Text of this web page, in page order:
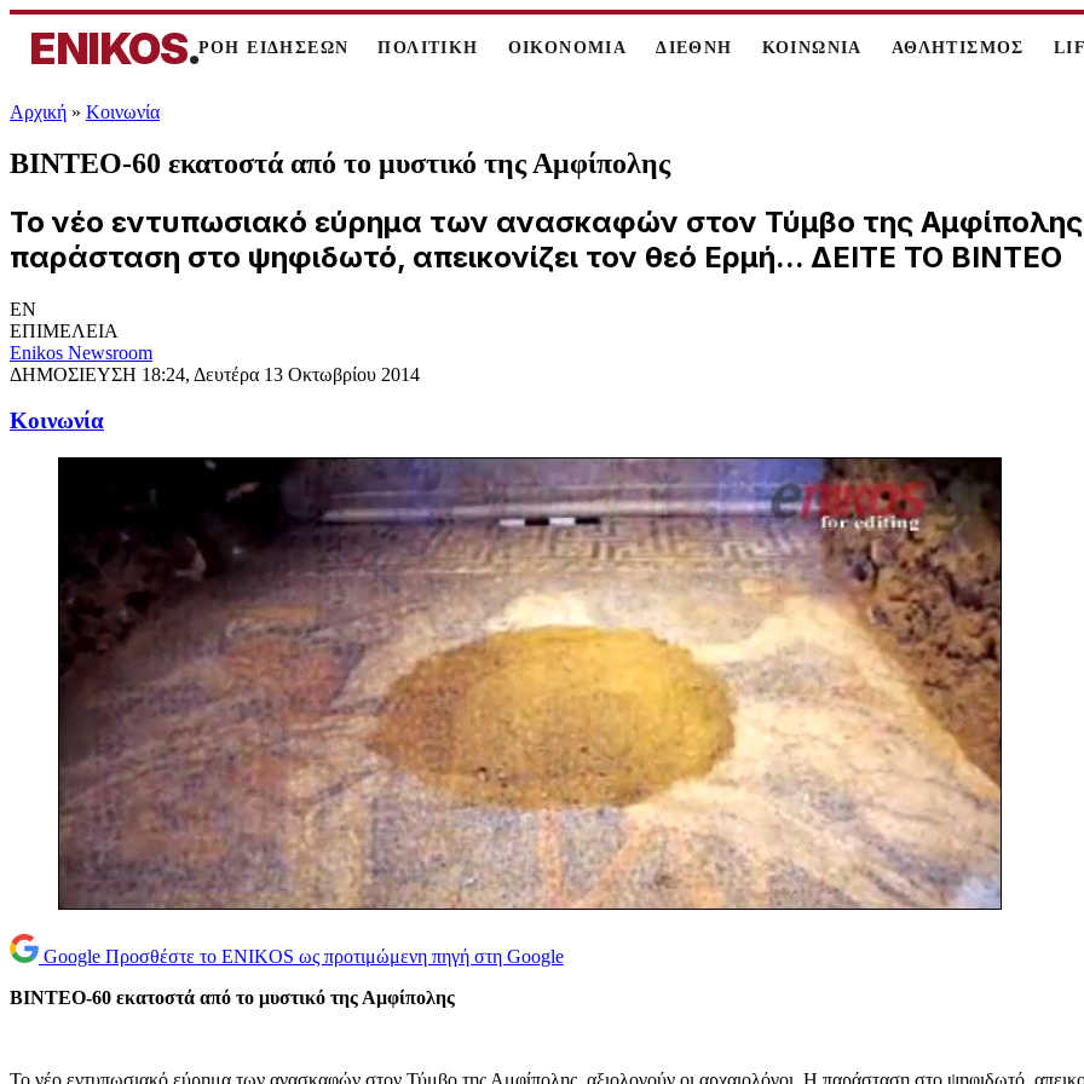
ENIKOS.ΡΟΗ ΕΙΔΗΣΕΩΝ ΠΟΛΙΤΙΚΗ ΟΙΚΟΝΟΜΙΑ ΔΙΕΘΝΗ ΚΟΙΝΩΝΙΑ ΑΘΛΗΤΙΣΜΟΣ
Αρχική » Κοινωνία
BINTEO-60 εκατοστά από το μυστικό της Αμφίπολης
Το νέο εντυπωσιακό εύρημα των ανασκαφών στον Τύμβο της Αμφίπολης,
παράσταση στο ψηφιδωτό, απεικονίζει τον θεό Ερμή... ΔΕΙΤΕ ΤΟ ΒΙΝΤΕΟ
EN
ΕΠΙΜΕΛΕΙΑ
Enikos Newsroom
ΔΗΜΟΣΙΕΥΣΗ 18:24, Δευτέρα 13 Οκτωβρίου 2014
Κοινωνία
Google Προσθέστε το ENIKOS ως προτιμώμενη πηγή στη Google
BINTEO-60 εκατοστά από το μυστικό της Αμφίπολης